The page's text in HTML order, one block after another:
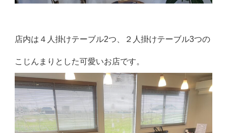
店内は４人掛けテーブル2つ、２人掛けテーブル3つの
こじんまりとした可愛いお店です。